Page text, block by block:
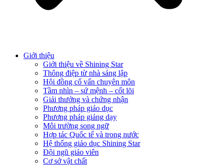
Giới thiệu
Giới thiệu về Shining Star
Thông điệp từ nhà sáng lập
Hội đồng cố vấn chuyên môn
Tầm nhìn – sứ mệnh – cốt lõi
Giải thưởng và chứng nhận
Phương pháp giáo dục
Phương pháp giảng dạy
Môi trường song ngữ
Hợp tác Quốc tế và trong nước
Hệ thống giáo dục Shining Star
Đội ngũ giáo viên
Cơ sở vật chất